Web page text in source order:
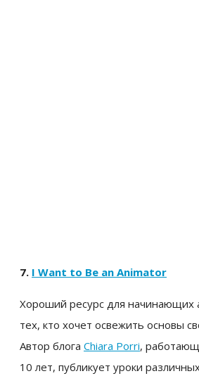
7. I Want to Be an Animator
Хороший ресурс для начинающих
тех, кто хочет освежить основы
Автор блога Chiara Porri,
10 лет, публикует уроки